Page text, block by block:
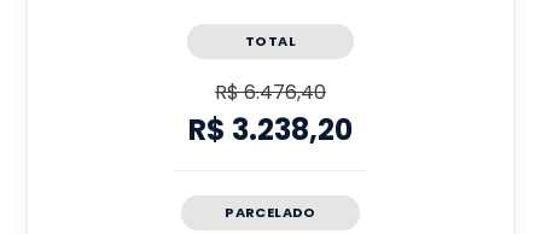
TOTAL
R$ 6.476,40
R$ 3.238,20
PARCELADO